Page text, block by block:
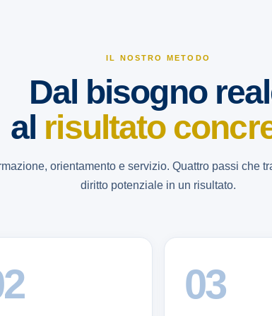
IL NOSTRO METODO
Dal bisogno
al risultato
orientamento e servizio. Quattro passi che
diritto potenziale in un risultato.
03